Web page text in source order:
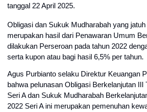
tanggal 22 April 2025.
Obligasi dan Sukuk Mudharabah yang
merupakan hasil dari Penawaran Umum
dilakukan Perseroan pada tahun 2022
serta kupon atau bagi hasil 6,5% per tahun.
Agus Purbianto selaku Direktur Keuangan
bahwa pelunasan Obligasi Berkelanjutan III
Seri A dan Sukuk Mudharabah
2022 Seri A ini merupakan pemenuhan